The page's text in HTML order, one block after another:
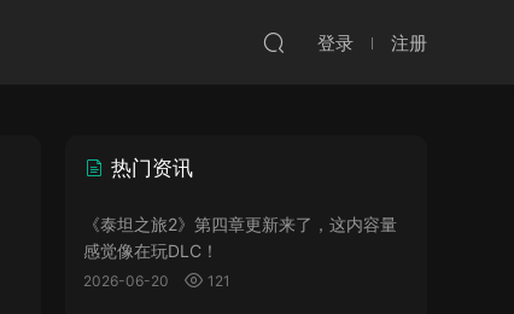
登录 注册
热门资讯
《泰坦之旅2》第四章更新来了，这内容量
感觉像在玩DLC！
2026-06-20 121